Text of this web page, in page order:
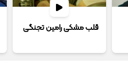
قلب مشکی رامین تجنگی